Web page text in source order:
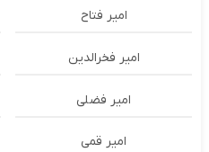
امیر فتاح
امیر فخرالدین
امیر فضلی
امیر قمی